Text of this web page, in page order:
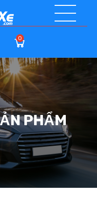
0
PHẨM